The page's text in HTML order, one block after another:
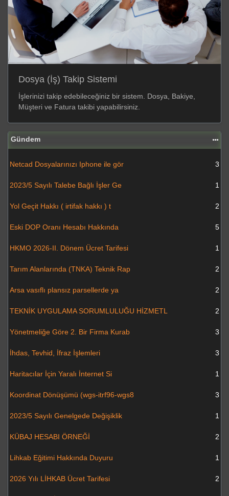
Dosya (İş) Takip Sistemi
İşlerinizi takip edebileceğiniz bir sistem. Dosya, Bakiye,
Müşteri ve Fatura takibi yapabilirsiniz.
Gündem
Netcad Dosyalarınızı Iphone ile gör 3
2023/5 Sayılı Talebe Bağlı İşler Ge 1
Yol Geçit Hakkı ( irtifak hakkı ) t 2
Eski DOP Oranı Hesabı Hakkında 5
HKMO 2026-II. Dönem Ücret Tarifesi 1
Tarım Alanlarında (TNKA) Teknik Rap 2
Arsa vasıflı plansız parsellerde ya 2
TEKNİK UYGULAMA SORUMLULUĞU HİZMETL 2
Yönetmeliğe Göre 2. Bir Firma Kurab 3
İhdas, Tevhid, İfraz İşlemleri 3
Haritacılar İçin Yaralı İnternet Si 1
Koordinat Dönüşümü (wgs-itrf96-wgs8 3
2023/5 Sayılı Genelgede Değişiklik 1
KÜBAJ HESABI ÖRNEĞİ 2
Lihkab Eğitimi Hakkında Duyuru 1
2026 Yılı LİHKAB Ücret Tarifesi 2